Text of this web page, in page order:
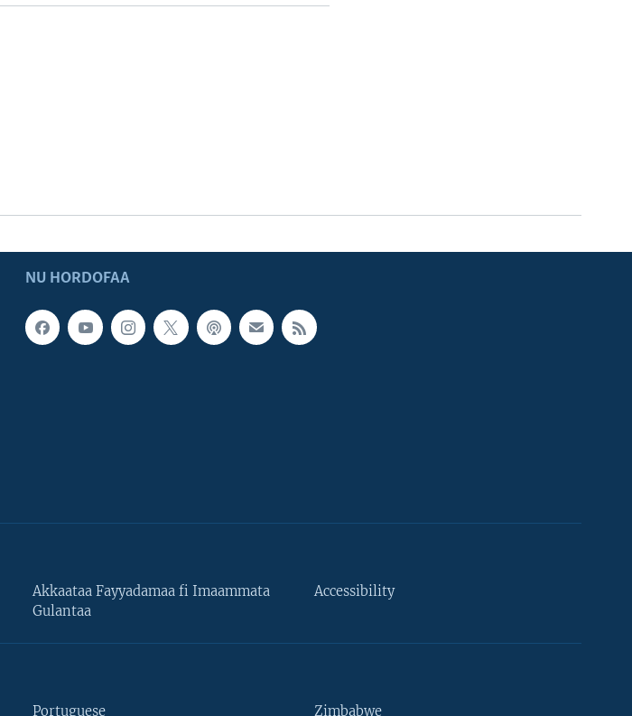
NU HORDOFAA
Akkaataa Fayyadamaa fi Imaammata
Gulantaa
Accessibility
Portuguese Zimbabwe